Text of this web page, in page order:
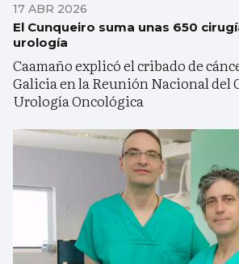
17 ABR 2026
El Cunqueiro suma unas 650
urología
Caamaño explicó el cribado de
Galicia en la Reunión Nacional del
Urología Oncológica